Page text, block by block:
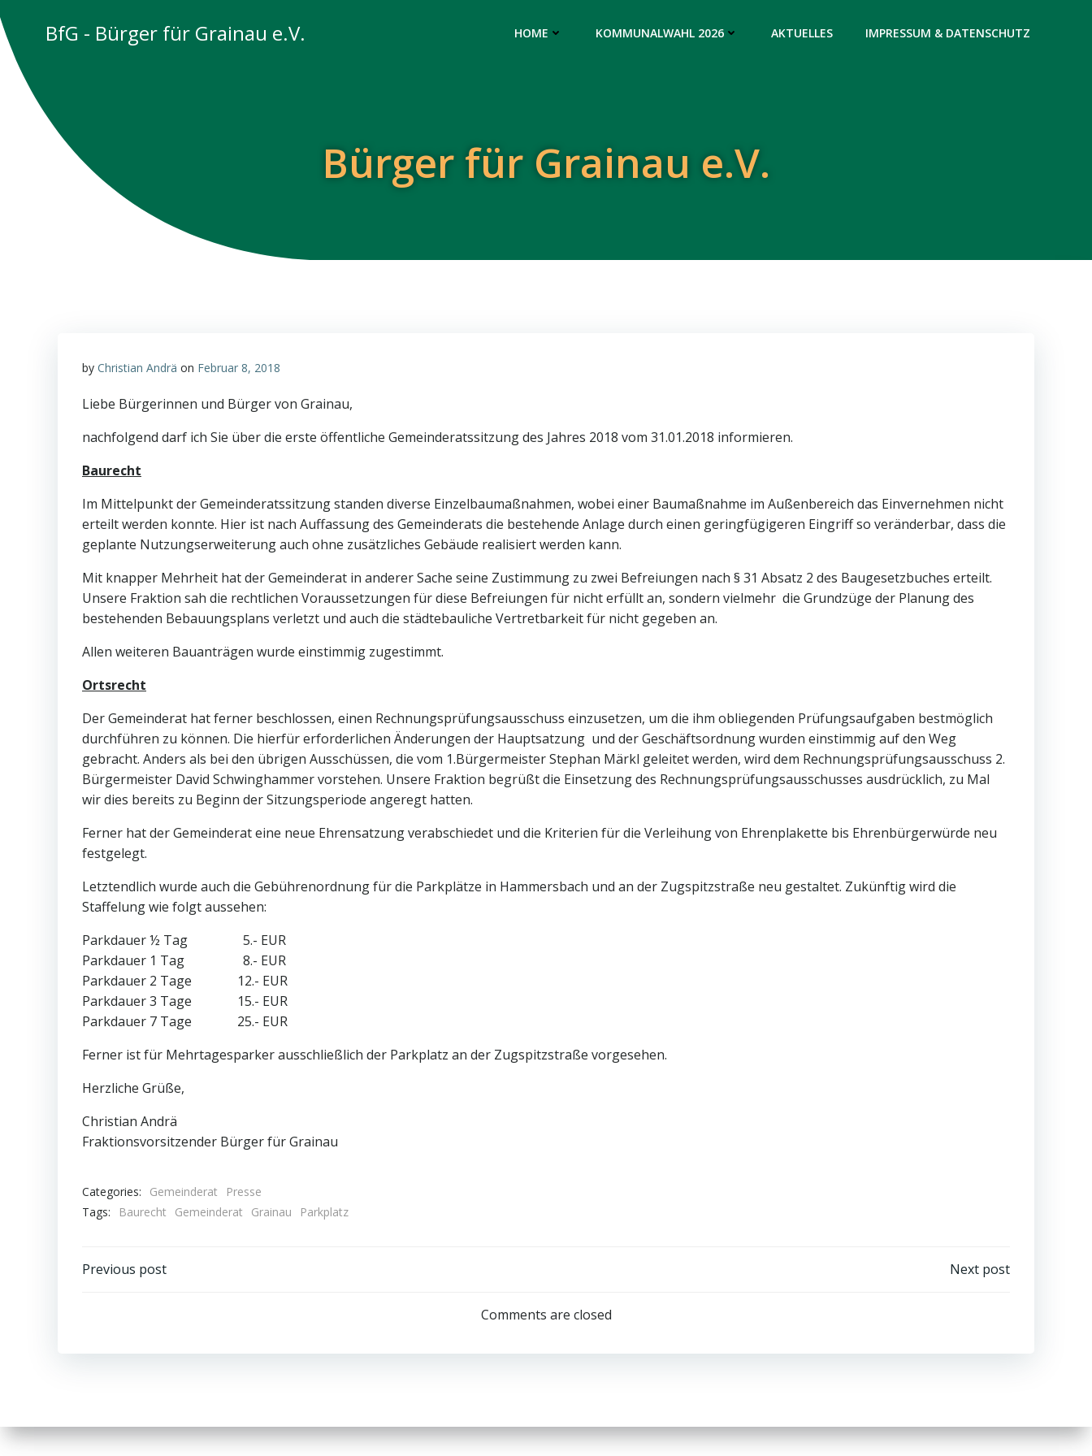
Inhalt
springen
BfG - Bürger für Grainau e.V. HOME KOMMUNALWAHL 2026 AKTUELLES IMPRESSUM & DATENSCHUTZ
Bürger für Grainau e.V.
by Christian Andrä on Februar 8, 2018
Liebe Bürgerinnen und Bürger von Grainau,
nachfolgend darf ich Sie über die erste öffentliche Gemeinderatssitzung des Jahres 2018 vom 31.01.2018 informieren.
Baurecht
Im Mittelpunkt der Gemeinderatssitzung standen diverse Einzelbaumaßnahmen, wobei einer Baumaßnahme im Außenbereich das Einvernehmen nicht
erteilt werden konnte. Hier ist nach Auffassung des Gemeinderats die bestehende Anlage durch einen geringfügigeren Eingriff so veränderbar, dass die
geplante Nutzungserweiterung auch ohne zusätzliches Gebäude realisiert werden kann.
Mit knapper Mehrheit hat der Gemeinderat in anderer Sache seine Zustimmung zu zwei Befreiungen nach § 31 Absatz 2 des Baugesetzbuches erteilt.
Unsere Fraktion sah die rechtlichen Voraussetzungen für diese Befreiungen für nicht erfüllt an, sondern vielmehr die Grundzüge der Planung des
bestehenden Bebauungsplans verletzt und auch die städtebauliche Vertretbarkeit für nicht gegeben an.
Allen weiteren Bauanträgen wurde einstimmig zugestimmt.
Ortsrecht
Der Gemeinderat hat ferner beschlossen, einen Rechnungsprüfungsausschuss einzusetzen, um die ihm obliegenden Prüfungsaufgaben bestmöglich
durchführen zu können. Die hierfür erforderlichen Änderungen der Hauptsatzung und der Geschäftsordnung wurden einstimmig auf den Weg
gebracht. Anders als bei den übrigen Ausschüssen, die vom 1.Bürgermeister Stephan Märkl geleitet werden, wird dem Rechnungsprüfungsausschuss 2.
Bürgermeister David Schwinghammer vorstehen. Unsere Fraktion begrüßt die Einsetzung des Rechnungsprüfungsausschusses ausdrücklich, zu Mal
wir dies bereits zu Beginn der Sitzungsperiode angeregt hatten.
Ferner hat der Gemeinderat eine neue Ehrensatzung verabschiedet und die Kriterien für die Verleihung von Ehrenplakette bis Ehrenbürgerwürde neu
festgelegt.
Letztendlich wurde auch die Gebührenordnung für die Parkplätze in Hammersbach und an der Zugspitzstraße neu gestaltet. Zukünftig wird die
Staffelung wie folgt aussehen:
Parkdauer ½ Tag 5.- EUR
Parkdauer 1 Tag 8.- EUR
Parkdauer 2 Tage 12.- EUR
Parkdauer 3 Tage 15.- EUR
Parkdauer 7 Tage 25.- EUR
Ferner ist für Mehrtagesparker ausschließlich der Parkplatz an der Zugspitzstraße vorgesehen.
Herzliche Grüße,
Christian Andrä
Fraktionsvorsitzender Bürger für Grainau
Categories: Gemeinderat
Presse
Tags:
Baurecht Gemeinderat Grainau Parkplatz
Post
Previous post
navigation
Next post
Comments are closed